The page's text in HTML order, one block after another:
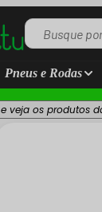
Pneus e Rodas
e veja os produtos